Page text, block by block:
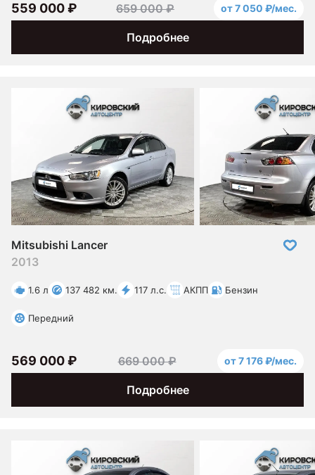
Подробнее
559 000 ₽ 659 000 ₽ от 7 050 ₽/мес.
Mitsubishi Lancer
2013
1.6 л 137 482 км. 117 л.с. АКПП Бензин
Передний
Подробнее
569 000 ₽ 669 000 ₽ от 7 176 ₽/мес.